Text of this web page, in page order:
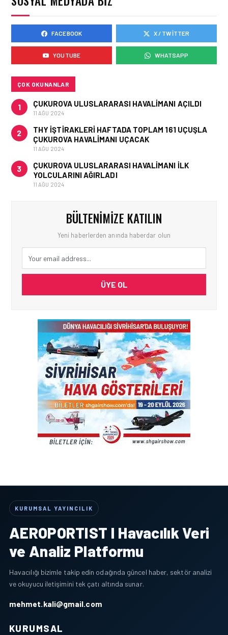
HAVAYOLU • 05 AĞU 2026
AIR ASTANA’DAN 2026
YILI İLK YARI FINANSAL
VE OPERASYONEL
FACEBOOK X / TWITTER
YOUTUBE WHATSAPP
ÇOK OKUNANLAR
1 ÇUKUROVA ULUSLARARASI HAVALIMANI AÇILDI
11 AĞU 2024
2
THY IŞTIRAKLERI HAFTADA TOPLAM 161 UÇUŞLA
ÇUKUROVA HAVALIMANI UÇACAK
11 AĞU 2024
3
ÇUKUROVA ULUSLARARASI HAVALIMANI İLK
YOLCULARINI AĞIRLADI
11 AĞU 2024
BÜLTENIMIZE KATILIN
Yeni haberlerden anında haberdar olun
ÜYE OL
KURUMSAL YAYINCILIK
AEROPORTIST I Havacılık Veri
ve Analiz Platformu
Havacılığı bizimle takip edin odağında güncel haber, sektör analizi
ve okuyucu iletişimini tek çatı altında sunar.
mehmet.kali@gmail.com
KURUMSAL